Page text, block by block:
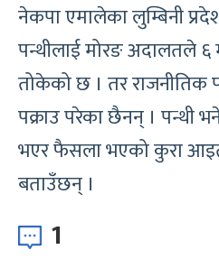
नेकपा एमालेका लुम्बिनी
पन्थीलाई मोरङ अदालतले
तोकेको छ । तर राजनीतिक
पक्राउ परेका छैनन् । पन्थी
भएर फैसला भएको कुरा
बताउँछन् ।
1